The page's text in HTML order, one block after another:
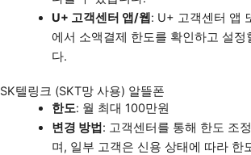
U+ 고객센터 앱/웹: U+ 고객센터 앱
에서 소액결제 한도를 확인하고 설정
다.
SK텔링크 (SKT망 사용) 알뜰폰
한도: 월 최대 100만원
변경 방법: 고객센터를 통해 한도 조
며, 일부 고객은 신용 상태에 따라 한